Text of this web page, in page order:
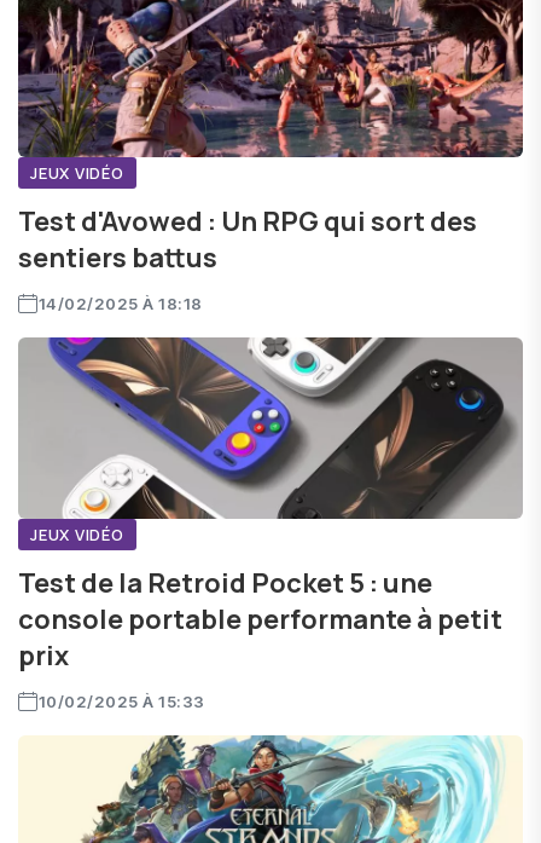
JEUX VIDÉO
Test d'Avowed : Un RPG qui sort des
sentiers battus
14/02/2025 À 18:18
JEUX VIDÉO
Test de la Retroid Pocket 5 : une
console portable performante à petit
prix
10/02/2025 À 15:33